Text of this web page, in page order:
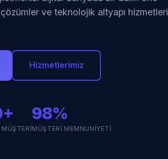
ve teknolojik altyapı hizmetleri
Hizmetlerimiz
98%
MÜŞTERI MEMNUNIYETI